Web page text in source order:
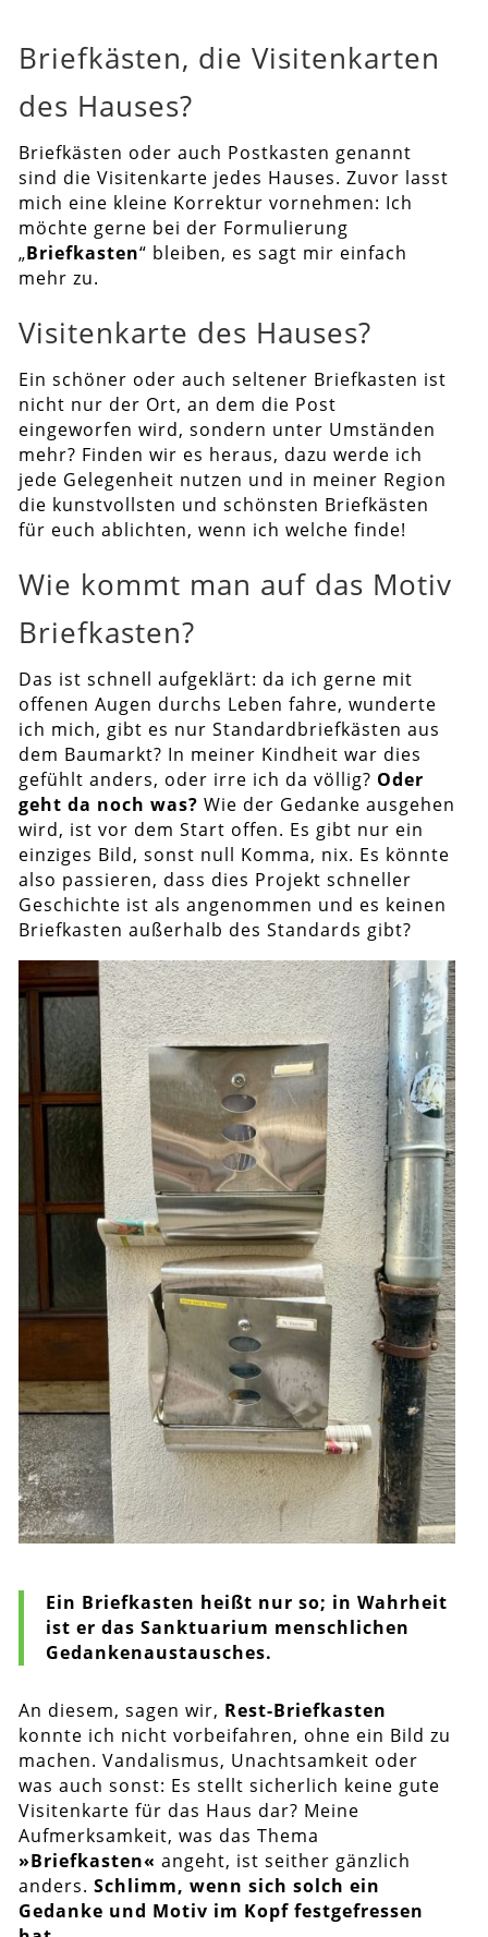
Briefkästen, die Visitenkarten
des Hauses?
Briefkästen oder auch Postkasten genannt
sind die Visitenkarte jedes Hauses. Zuvor lasst
mich eine kleine Korrektur vornehmen: Ich
möchte gerne bei der Formulierung
„Briefkasten“ bleiben, es sagt mir einfach
mehr zu.
Visitenkarte des Hauses?
Ein schöner oder auch seltener Briefkasten ist
nicht nur der Ort, an dem die Post
eingeworfen wird, sondern unter Umständen
mehr? Finden wir es heraus, dazu werde ich
jede Gelegenheit nutzen und in meiner Region
die kunstvollsten und schönsten Briefkästen
für euch ablichten, wenn ich welche finde!
Wie kommt man auf das Motiv
Briefkasten?
Das ist schnell aufgeklärt: da ich gerne mit
offenen Augen durchs Leben fahre, wunderte
ich mich, gibt es nur Standardbriefkästen aus
dem Baumarkt? In meiner Kindheit war dies
gefühlt anders, oder irre ich da völlig? Oder
geht da noch was? Wie der Gedanke ausgehen
wird, ist vor dem Start offen. Es gibt nur ein
einziges Bild, sonst null Komma, nix. Es könnte
also passieren, dass dies Projekt schneller
Geschichte ist als angenommen und es keinen
Briefkasten außerhalb des Standards gibt?
Ein Briefkasten heißt nur so; in Wahrheit
ist er das Sanktuarium menschlichen
Gedankenaustausches.
An diesem, sagen wir, Rest-Briefkasten
konnte ich nicht vorbeifahren, ohne ein Bild zu
machen. Vandalismus, Unachtsamkeit oder
was auch sonst: Es stellt sicherlich keine gute
Visitenkarte für das Haus dar? Meine
Aufmerksamkeit, was das Thema
»Briefkasten« angeht, ist seither gänzlich
anders. Schlimm, wenn sich solch ein
Gedanke und Motiv im Kopf festgefressen